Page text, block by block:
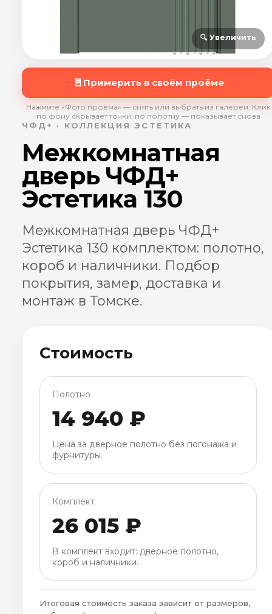
🔍 Увеличить
🚪 Примерить в своём проёме
Нажмите «Фото проёма» — снять или выбрать из галереи. Клик
по фону скрывает точки, по полотну — показывает снова
ЧФД+ · КОЛЛЕКЦИЯ ЭСТЕТИКА
Межкомнатная
дверь ЧФД+
Эстетика 130
Межкомнатная дверь ЧФД+
Эстетика 130 комплектом: полотно,
короб и наличники. Подбор
покрытия, замер, доставка и
монтаж в Томске.
Стоимость
Полотно
14 940 ₽
Цена за дверное полотно без погонажа и
фурнитуры.
Комплект
26 015 ₽
В комплект входит: дверное полотно,
короб и наличники.
Итоговая стоимость заказа зависит от размеров,